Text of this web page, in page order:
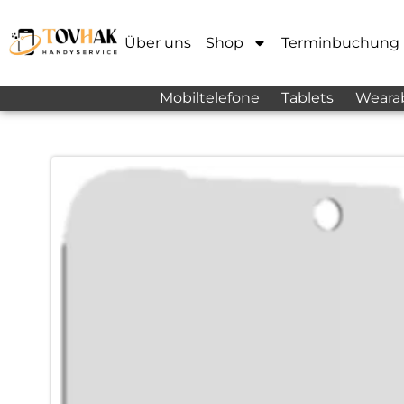
Über uns Shop Terminbuchung
Mobiltelefone Tablets